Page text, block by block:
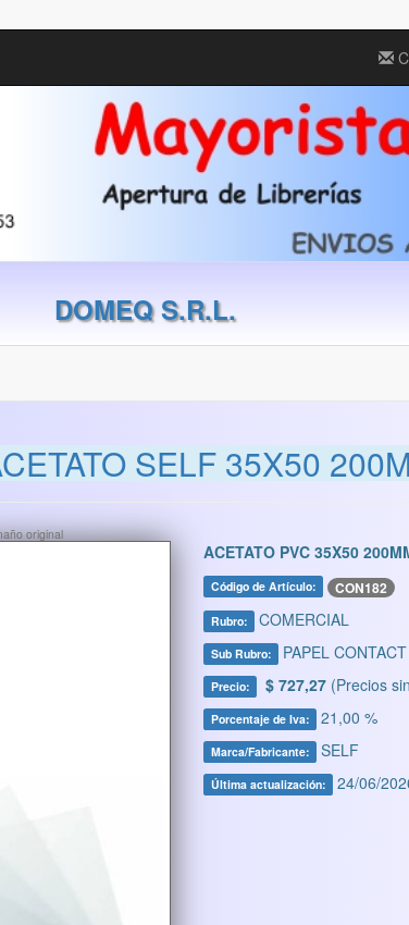
DOMEQ S.R.L.
SELF 35X50
original
ACETATO PVC 35X50
Código de Artículo: CON182
Rubro: COMERCIAL
Sub Rubro: PAPEL CONTACT
Precio: $ 727,27 (Precios
Porcentaje de Iva: 21,00 %
Marca/Fabricante: SELF
Última actualización: 24/06/